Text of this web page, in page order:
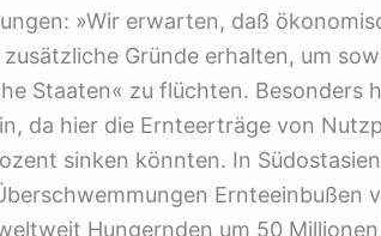
»Wir erwarten, daß
Gründe erhalten, um
Staaten« zu flüchten. Besonders
da hier die Ernteerträge von
sinken könnten. In
Ernteeinbußen
Hungernden um 50 Millionen